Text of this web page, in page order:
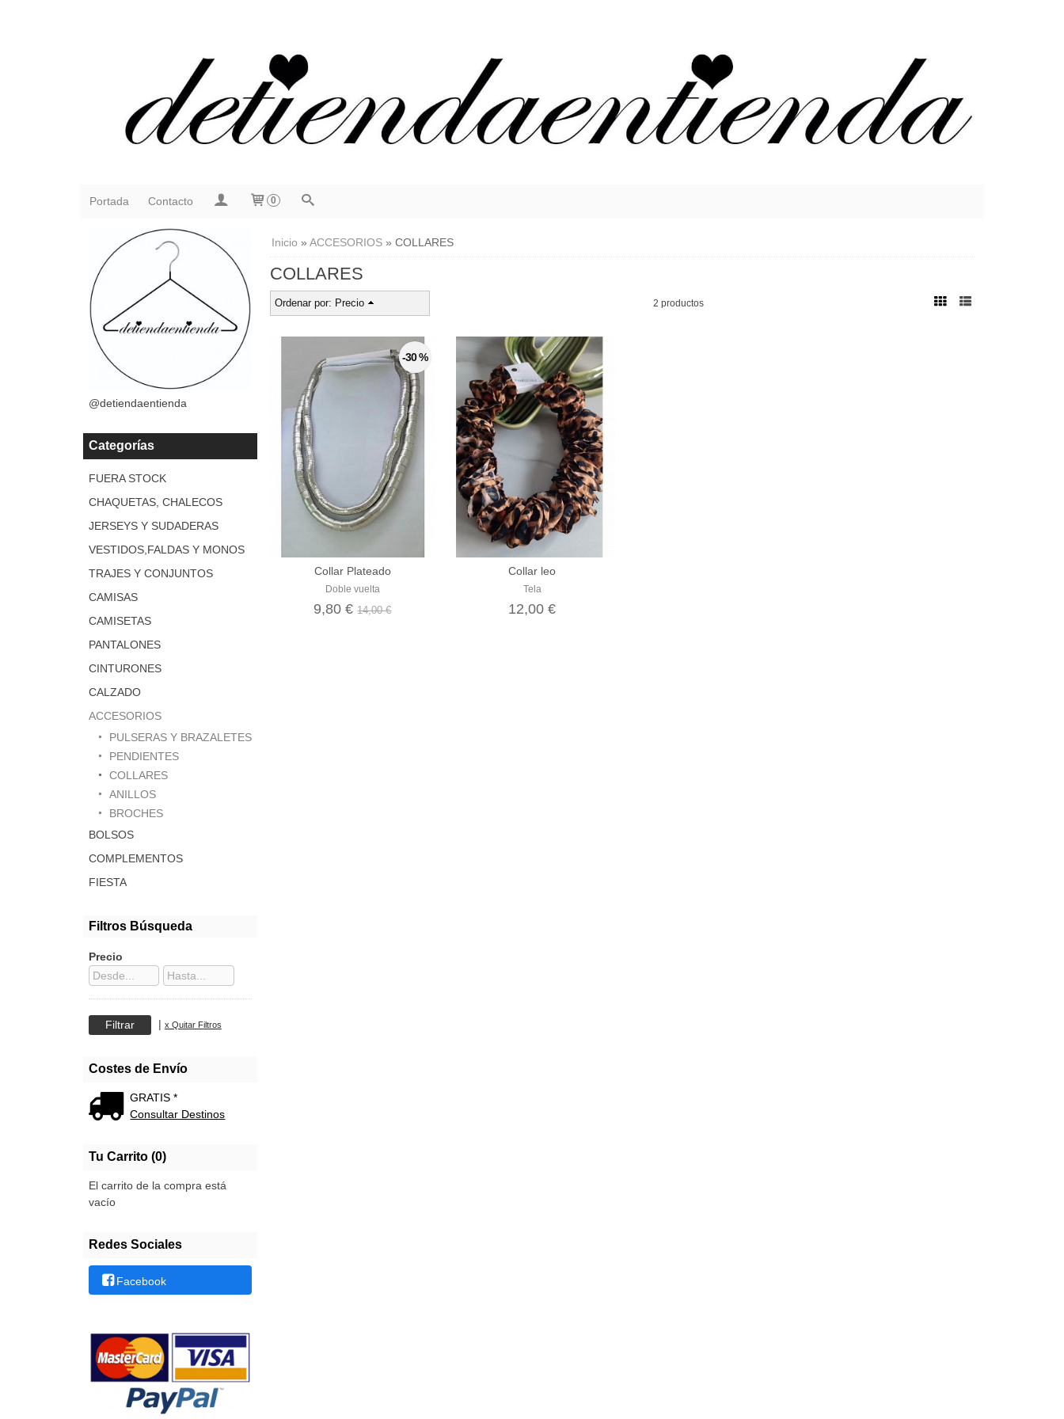
Portada Contacto 0
@detiendaentienda
Categorías
FUERA STOCK
CHAQUETAS, CHALECOS
JERSEYS Y SUDADERAS
VESTIDOS,FALDAS Y MONOS
TRAJES Y CONJUNTOS
CAMISAS
CAMISETAS
PANTALONES
CINTURONES
CALZADO
ACCESORIOS
PULSERAS Y BRAZALETES
PENDIENTES
COLLARES
ANILLOS
BROCHES
BOLSOS
COMPLEMENTOS
FIESTA
Filtros Búsqueda
Precio
| x Quitar Filtros
Costes de Envío
GRATIS *
Consultar Destinos
Tu Carrito (0)
El carrito de la compra está
vacío
Redes Sociales
Facebook
Inicio » ACCESORIOS» COLLARES
COLLARES
Ordenar por: Precio 2 productos
-30 %
Collar Plateado
Doble vuelta
9,80 €14,00 €
Collar leo
Tela
12,00 €